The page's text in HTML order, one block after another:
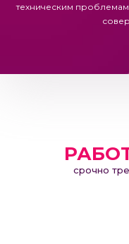
техническим
срочно